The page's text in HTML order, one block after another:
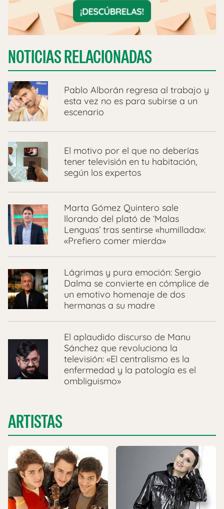
NOTICIAS RELACIONADAS
Pablo Alborán regresa al trabajo y
esta vez no es para subirse a un
escenario
El motivo por el que no deberías
tener televisión en tu habitación,
según los expertos
Marta Gómez Quintero sale
llorando del plató de ‘Malas
Lenguas’ tras sentirse «humillada»:
«Prefiero comer mierda»
Lágrimas y pura emoción: Sergio
Dalma se convierte en cómplice de
un emotivo homenaje de dos
hermanas a su madre
El aplaudido discurso de Manu
Sánchez que revoluciona la
televisión: «El centralismo es la
enfermedad y la patología es el
ombliguismo»
ARTISTAS